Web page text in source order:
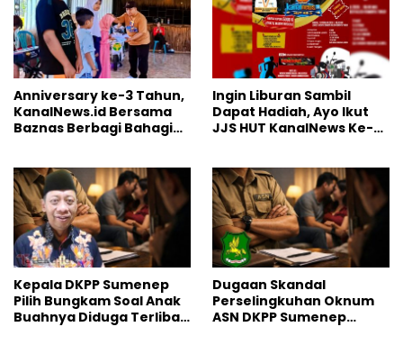
Anniversary ke-3 Tahun,
KanalNews.id Bersama
Baznas Berbagi Bahagia
Ingin Liburan Sambil
Dapat Hadiah, Ayo Ikut
JJS HUT KanalNews Ke-3
Kepala DKPP Sumenep
Pilih Bungkam Soal Anak
Buahnya Diduga Terlibat
Dugaan Skandal
Perselingkuhan Oknum
ASN DKPP Sumenep